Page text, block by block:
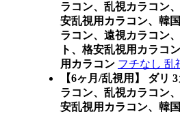
ラコン、乱視カラコン
安乱視用カラコン、韓
ラコン、遠視カラコン
ト、格安乱視用カラコ
用カラコン フチなし 乱
【6ヶ月/乱視用】 ダリ
ラコン、乱視カラコン
安乱視用カラコン、韓